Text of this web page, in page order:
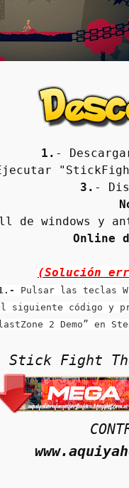
1. -
3. -
de windows y
Online
(Solución
Pulsar las teclas
siguiente código y
2 Demo” en
Stick Fight